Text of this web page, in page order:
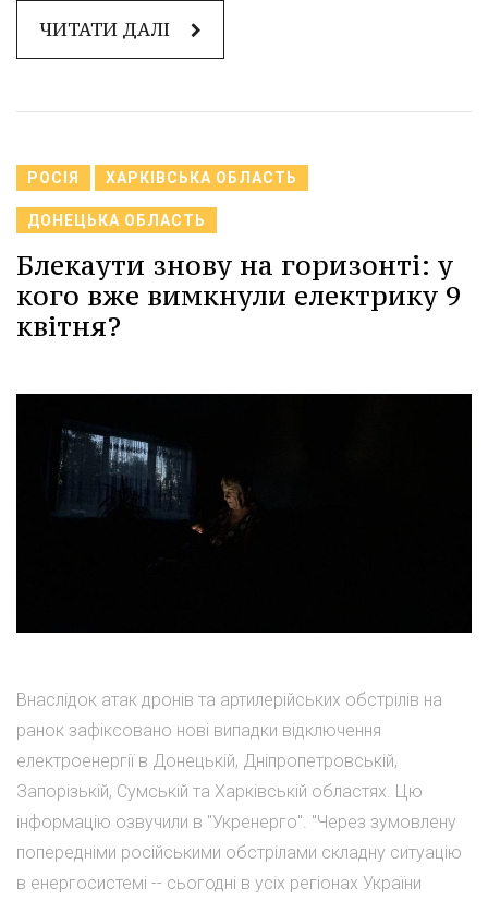
ЧИТАТИ ДАЛІ
РОСІЯ ХАРКІВСЬКА ОБЛАСТЬ
ДОНЕЦЬКА ОБЛАСТЬ
Блекаути знову на горизонті: у
кого вже вимкнули електрику 9
квітня?
Внаслідок атак дронів та артилерійських обстрілів на
ранок зафіксовано нові випадки відключення
електроенергії в Донецькій, Дніпропетровській,
Запорізькій, Сумській та Харківській областях. Цю
інформацію озвучили в "Укренерго". "Через зумовлену
попередніми російськими обстрілами складну ситуацію
в енергосистемі -- сьогодні в усіх регіонах України